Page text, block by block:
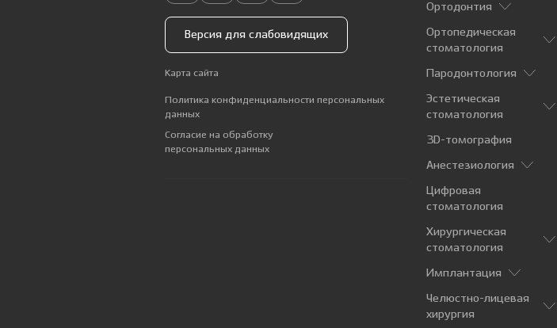
Версия для слабовидящих
Карта сайта
Политика конфиденциальности персональных
данных
Согласие на обработку
персональных данных
Ортодонтия
Ортопедическая
стоматология
Пародонтология
Эстетическая
стоматология
3D-томография
Анестезиология
Цифровая
стоматология
Хирургическая
стоматология
Имплантация
Челюстно-лицевая
хирургия